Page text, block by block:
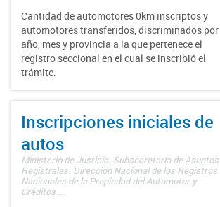
Cantidad de automotores 0km inscriptos y
automotores transferidos, discriminados por
año, mes y provincia a la que pertenece el
registro seccional en el cual se inscribió el
trámite.
Inscripciones iniciales de
autos
Ministerio de Justicia. Subsecretaría de Asuntos
Registrales. Dirección Nacional de los Registros
Nacionales de la Propiedad del Automotor y
Créditos ...